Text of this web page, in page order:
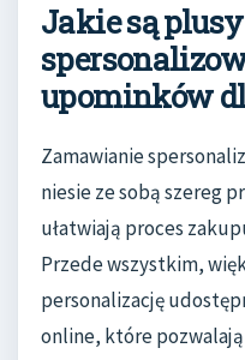
Jakie są
upominków
Zamawianie
niesie ze sobą szereg
ułatwiają proces
Przede wszystkim,
personalizację
online, które